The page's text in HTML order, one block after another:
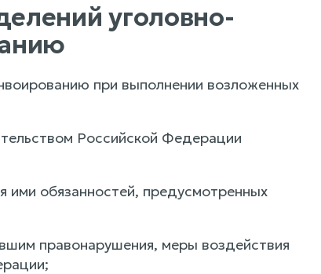
уголовно-
при выполнении возложенных
Российской Федерации
ими обязанностей, предусмотренных
правонарушения, меры воздействия